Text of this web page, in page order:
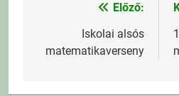
Bejegyzés
navigáció
Előző:
Iskolai alsós
matematikaverseny